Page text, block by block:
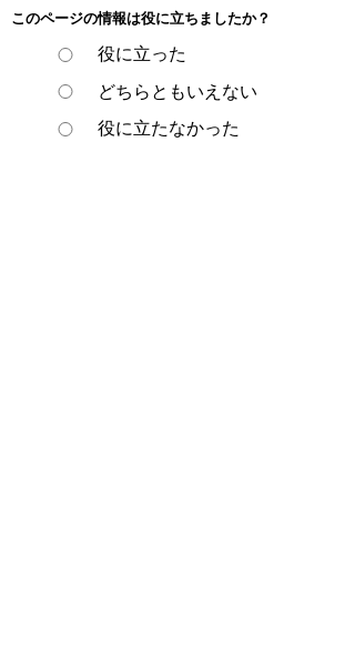
このページの情報は役に立ちましたか？
役に立った
どちらともいえない
役に立たなかった